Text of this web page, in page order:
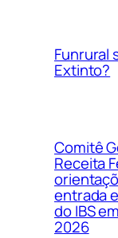
Funrural
Extinto?
Comitê
Receita
entrada
do IBS
2026